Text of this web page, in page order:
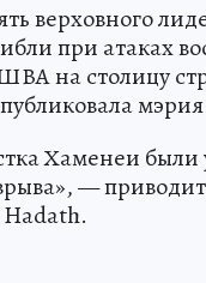
верховного
при атаках
на столицу
Хаменеи были
—
Hadath.